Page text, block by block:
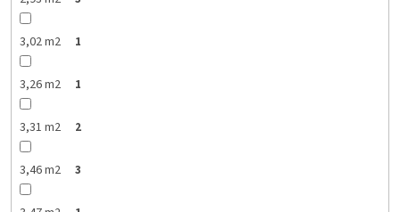
3,02 m2 1
3,26 m2 1
3,31 m2 2
3,46 m2 3